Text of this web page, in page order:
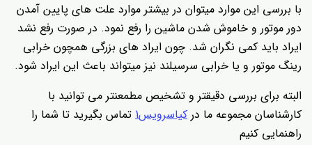
با بررسی این موارد میتوان در بیشتر موارد علت های پایین آمدن
دور موتور و خاموش شدن ماشین را رفع نمود. در صورت رفع نشد
ایراد باید کمی نگران شد. چون ایراد های بزرگی همچون خرابی
رینگ موتور و یا خرابی سرسیلند نیز میتواند باعث این ایراد شود.
البته برای بررسی دقیقتر و تشخیص مطمعنتر می توانید با
کارشناسان مجموعه ما در کیاسرویس1 تماس بگیرید تا شما را
راهنمایی کنیم